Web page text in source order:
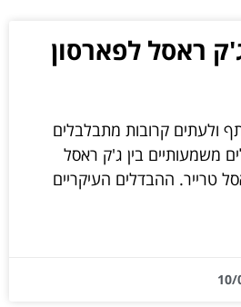
ראסל לפארסון
ולעתים קרובות מתבלבלים
משמעותיים בין ג'ק ראסל
טרייר. ההבדלים העיקריים